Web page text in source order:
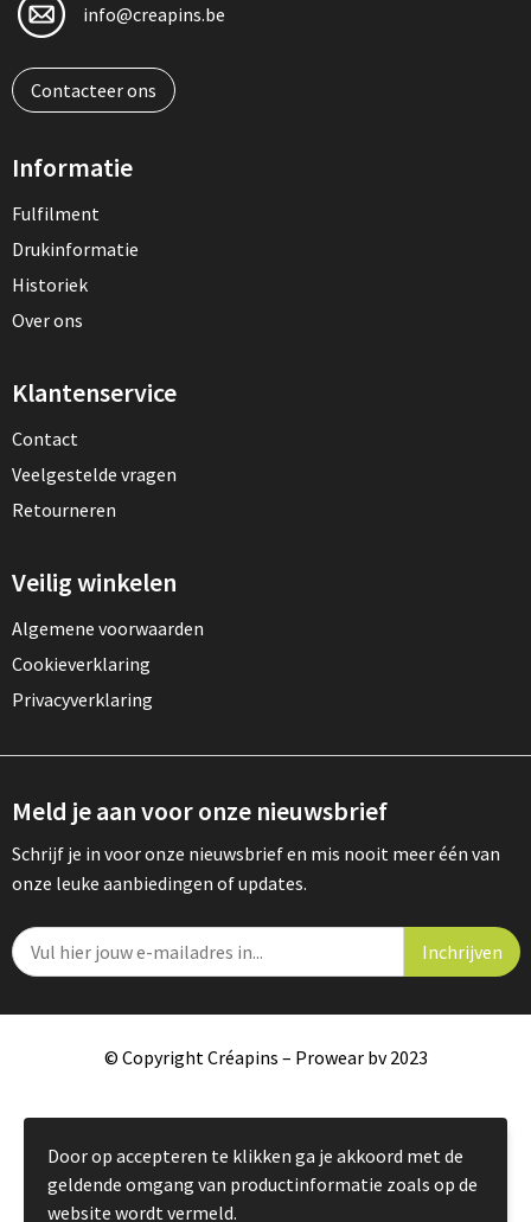
info@creapins.be
Contacteer ons
Informatie
Fulfilment
Drukinformatie
Historiek
Over ons
Klantenservice
Contact
Veelgestelde vragen
Retourneren
Veilig winkelen
Algemene voorwaarden
Cookieverklaring
Privacyverklaring
Meld je aan voor onze nieuwsbrief
Schrijf je in voor onze nieuwsbrief en mis nooit meer één van
onze leuke aanbiedingen of updates.
© Copyright Créapins – Prowear bv 2023
Door op accepteren te klikken ga je akkoord met de
geldende omgang van productinformatie zoals op de
website wordt vermeld.